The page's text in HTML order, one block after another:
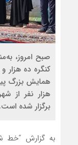
صبح امروز،
کنگره ده هزار
همایش بزرگ
هزار نفر از
برگزار شده است.
به گزارش “خط